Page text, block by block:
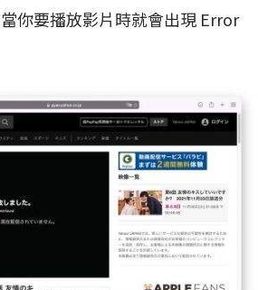
你要播放影片時就會出現 Error